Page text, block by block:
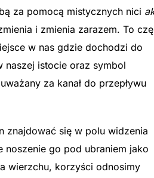
za pomocą mistycznych nici
i zmienia zarazem. To
w nas gdzie dochodzi do
naszej istocie oraz symbol
za kanał do przepływu
znajdować się w polu widzenia
noszenie go pod ubraniem jako
wierzchu, korzyści odnosimy